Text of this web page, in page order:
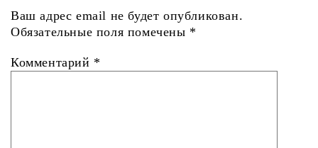
Ваш адрес email не будет опубликован.
Обязательные поля помечены *
Комментарий *